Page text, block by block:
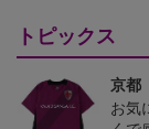
トピックス
京都
お気